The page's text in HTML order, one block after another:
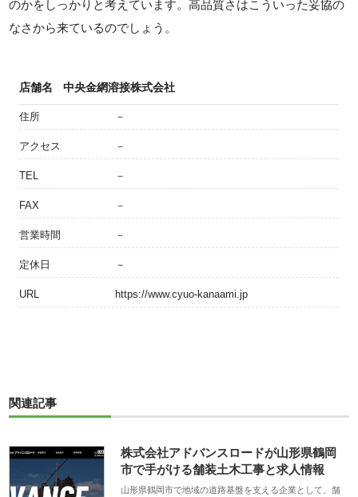
のかをしっかりと考えています。高品質さはこういった妥協の
なさから来ているのでしょう。
店舗名 中央金網溶接株式会社
住所 －
アクセス －
TEL －
FAX －
営業時間 －
定休日 －
URL https://www.cyuo-kanaami.jp
関連記事
株式会社アドバンスロードが山形県鶴岡
市で手がける舗装土木工事と求人情報
山形県鶴岡市で地域の道路基盤を支える企業として、舗